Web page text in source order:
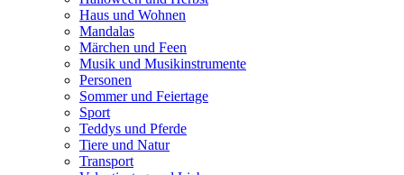
Haus und Wohnen
Mandalas
Märchen und Feen
Musik und Musikinstrumente
Personen
Sommer und Feiertage
Sport
Teddys und Pferde
Tiere und Natur
Transport